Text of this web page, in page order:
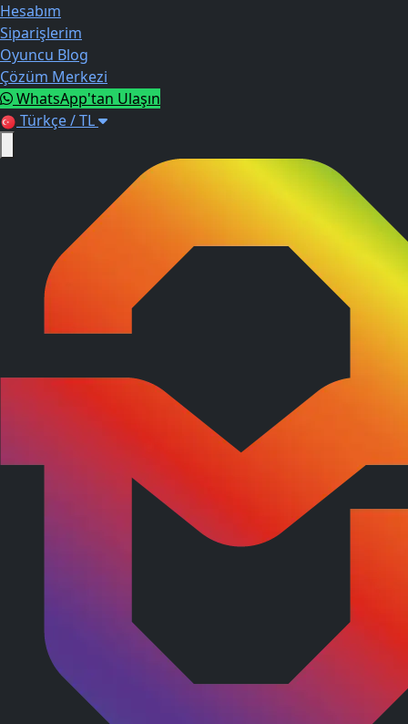
Hesabım
Siparişlerim
Oyuncu Blog
Çözüm Merkezi
WhatsApp'tan Ulaşın
Türkçe / TL